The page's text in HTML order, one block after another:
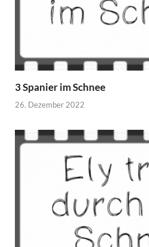
3 Spanier im Schnee
26. Dezember 2022